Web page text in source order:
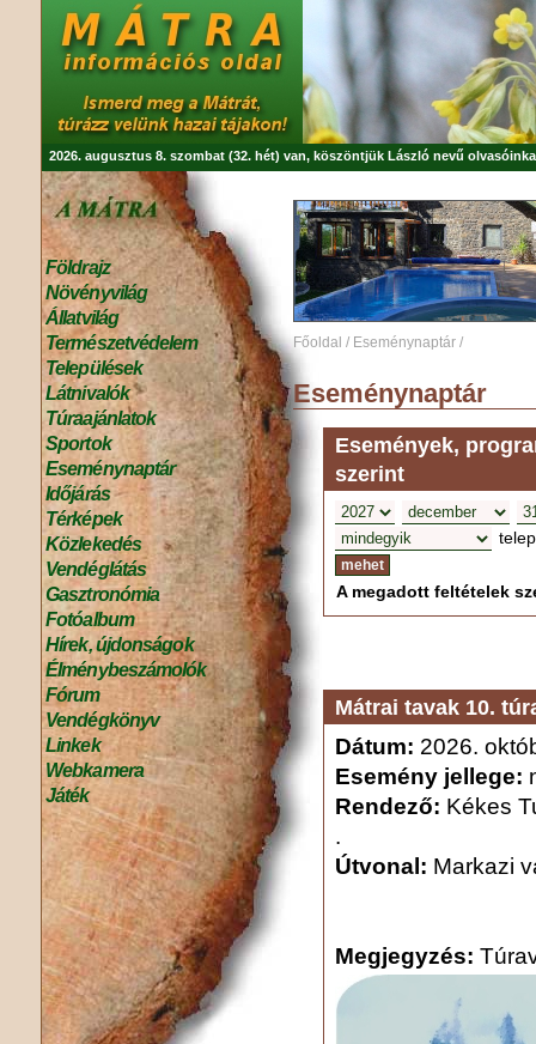
2026. augusztus 8. szombat (32. hét) van, köszöntjük László nevű
Földrajz
Növényvilág
Állatvilág
Természetvédelem
Települések
Látnivalók
Túraajánlatok
Sportok
Eseménynaptár
Időjárás
Térképek
Közlekedés
Vendéglátás
Gasztronómia
Fotóalbum
Hírek, újdonságok
Élménybeszámolók
Fórum
Vendégkönyv
Linkek
Webkamera
Játék
Főoldal / Eseménynaptár /
Eseménynaptár
Események,
szerint
A megadott feltételek
Mátrai tavak 10.
Dátum: 2026.
Esemény jellege:
Rendező: Kékes
.
Útvonal: Markazi
Megjegyzés: